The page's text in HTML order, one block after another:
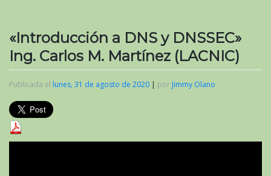
«Introducción a DNS y DNSSEC»
Ing. Carlos M. Martínez (LACNIC)
Publicada el lunes, 31 de agosto de 2020 | por Jimmy Olano